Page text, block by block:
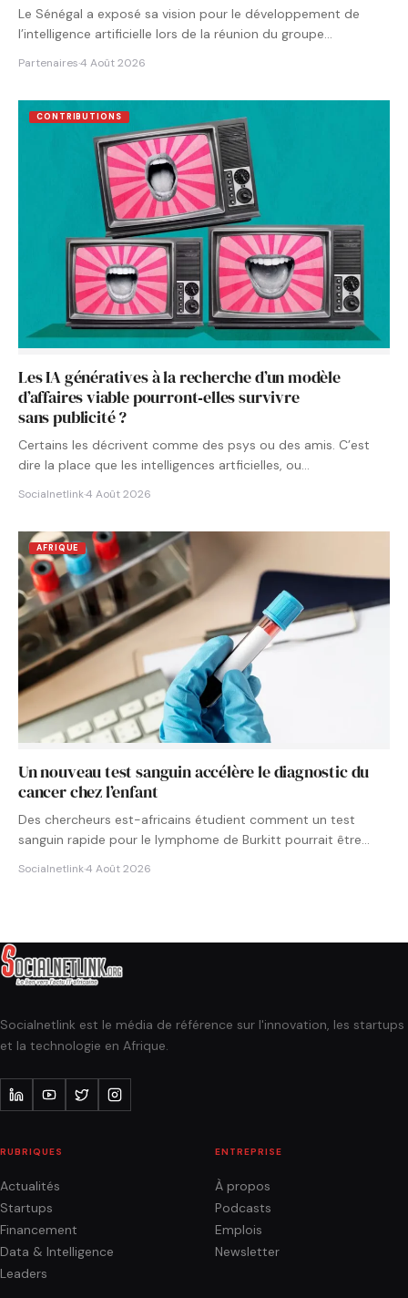
Le Sénégal a exposé sa vision pour le développement de
l’intelligence artificielle lors de la réunion du groupe…
Partenaires·4 Août 2026
CONTRIBUTIONS
Les IA génératives à la recherche d’un modèle
d’affaires viable pourront‑elles survivre
sans publicité ?
Certains les décrivent comme des psys ou des amis. C’est
dire la place que les intelligences artficielles, ou…
Socialnetlink·4 Août 2026
AFRIQUE
Un nouveau test sanguin accélère le diagnostic du
cancer chez l’enfant
Des chercheurs est-africains étudient comment un test
sanguin rapide pour le lymphome de Burkitt pourrait être
Socialnetlink·4 Août 2026
Socialnetlink est le média de référence sur l'innovation, les startups
et la technologie en Afrique.
RUBRIQUES
Actualités
Startups
Financement
Data & Intelligence
Leaders
ENTREPRISE
À propos
Podcasts
Emplois
Newsletter